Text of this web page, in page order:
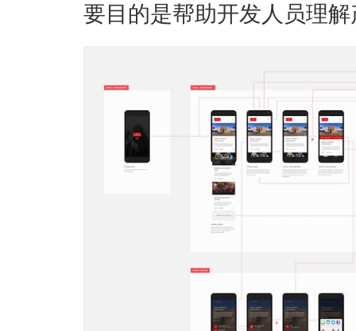
要目的是帮助开发人员理